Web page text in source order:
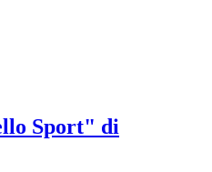
Sport" di